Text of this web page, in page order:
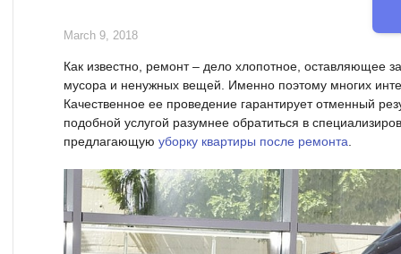
March 9, 2018
Как известно, ремонт – дело хлопотное, оставляющее
мусора и ненужных вещей. Именно поэтому многих
Качественное ее проведение гарантирует отменный
подобной услугой разумнее обратиться в
предлагающую уборку квартиры после ремонта